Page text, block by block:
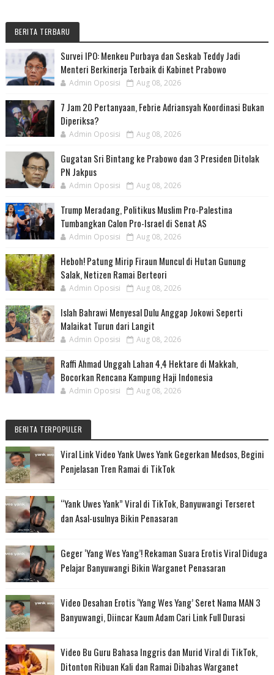
BERITA TERBARU
Survei IPO: Menkeu Purbaya dan Seskab Teddy Jadi
Menteri Berkinerja Terbaik di Kabinet Prabowo
Admin Oposisi Aug 08, 2026
7 Jam 20 Pertanyaan, Febrie Adriansyah Koordinasi Bukan
Diperiksa?
Admin Oposisi Aug 08, 2026
Gugatan Sri Bintang ke Prabowo dan 3 Presiden Ditolak
PN Jakpus
Admin Oposisi Aug 08, 2026
Trump Meradang, Politikus Muslim Pro-Palestina
Tumbangkan Calon Pro-Israel di Senat AS
Admin Oposisi Aug 08, 2026
Heboh! Patung Mirip Firaun Muncul di Hutan Gunung
Salak, Netizen Ramai Berteori
Admin Oposisi Aug 08, 2026
Islah Bahrawi Menyesal Dulu Anggap Jokowi Seperti
Malaikat Turun dari Langit
Admin Oposisi Aug 08, 2026
Raffi Ahmad Unggah Lahan 4,4 Hektare di Makkah,
Bocorkan Rencana Kampung Haji Indonesia
Admin Oposisi Aug 08, 2026
BERITA TERPOPULER
Viral Link Video Yank Uwes Yank Gegerkan Medsos, Begini
Penjelasan Tren Ramai di TikTok
“Yank Uwes Yank” Viral di TikTok, Banyuwangi Terseret
dan Asal-usulnya Bikin Penasaran
Geger ‘Yang Wes Yang’! Rekaman Suara Erotis Viral Diduga
Pelajar Banyuwangi Bikin Warganet Penasaran
Video Desahan Erotis ‘Yang Wes Yang’ Seret Nama MAN 3
Banyuwangi, Diincar Kaum Adam Cari Link Full Durasi
Video Bu Guru Bahasa Inggris dan Murid Viral di TikTok,
Ditonton Ribuan Kali dan Ramai Dibahas Warganet